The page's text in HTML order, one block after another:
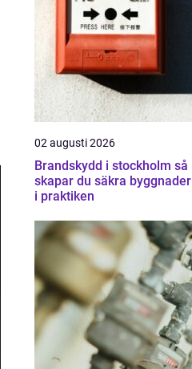
02 augusti 2026
Brandskydd i stockholm så
skapar du säkra byggnader
i praktiken